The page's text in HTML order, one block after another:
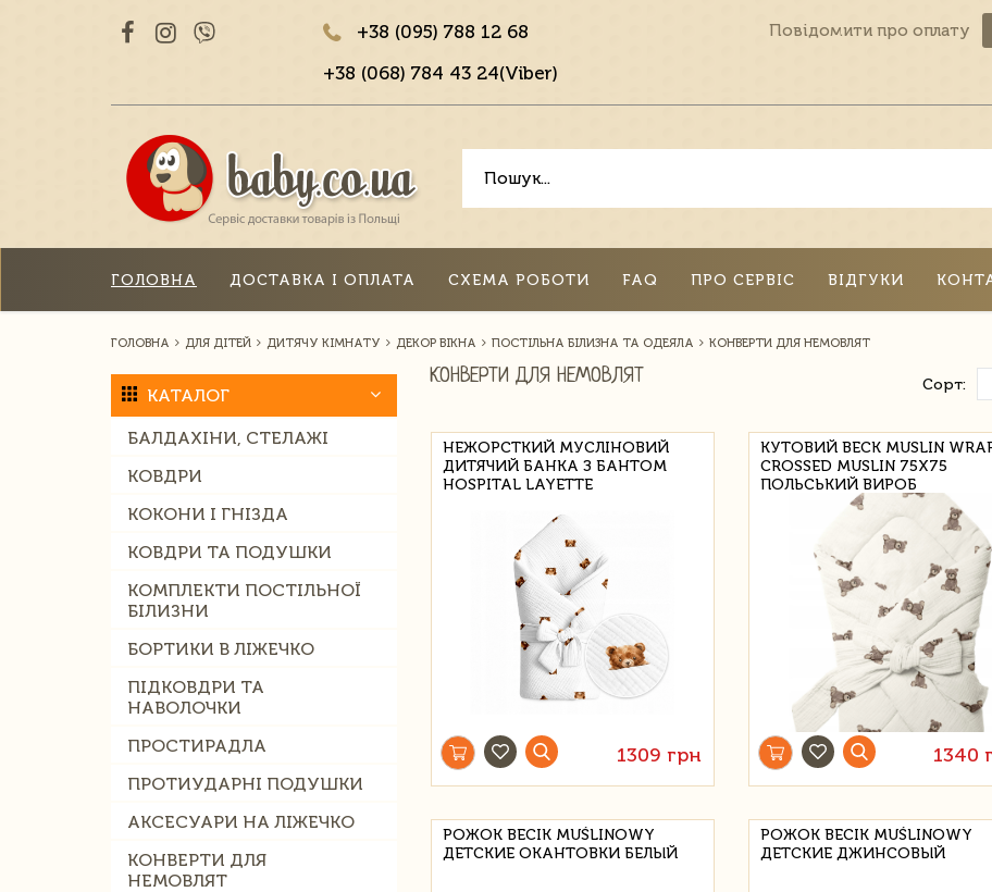
+38 (095) 788 12 68
+38 (068) 784 43 24(Viber)
Повідомити про оплату
ГОЛОВНА ДОСТАВКА І ОПЛАТА СХЕМА РОБОТИ FAQ ПРО СЕРВІС ВІДГУКИ
ГОЛОВНА ДЛЯ ДІТЕЙ ДИТЯЧУ КІМНАТУ ДЕКОР ВІКНА ПОСТІЛЬНА БІЛИЗНА ТА ОДЕЯЛА КОНВЕРТИ ДЛЯ НЕМОВЛЯТ
КАТАЛОГ
БАЛДАХІНИ, СТЕЛАЖІ
КОВДРИ
КОКОНИ І ГНІЗДА
КОВДРИ ТА ПОДУШКИ
КОМПЛЕКТИ ПОСТІЛЬНОЇ
БІЛИЗНИ
БОРТИКИ В ЛІЖЕЧКО
ПІДКОВДРИ ТА
НАВОЛОЧКИ
ПРОСТИРАДЛА
ПРОТИУДАРНІ ПОДУШКИ
АКСЕСУАРИ НА ЛІЖЕЧКО
КОНВЕРТИ ДЛЯ
НЕМОВЛЯТ
КОНВЕРТИ ДЛЯ НЕМОВЛЯТ Сорт:
НЕЖОРСТКИЙ МУСЛІНОВИЙ
ДИТЯЧИЙ БАНКА З БАНТОМ
HOSPITAL LAYETTE
1309 грн
КУТОВИЙ BECK MUSLIN
CROSSED MUSLIN 75X75
ПОЛЬСЬКИЙ ВИРОБ
1340
РОЖОК BECIK MUŚLINOWY
ДЕТСКИЕ ОКАНТОВКИ БЕЛЫЙ
РОЖОК BECIK MUŚLINOWY
ДЕТСКИЕ ДЖИНСОВЫЙ